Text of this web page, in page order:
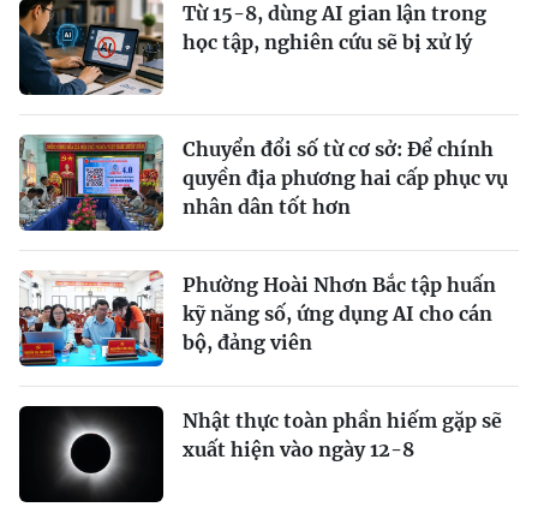
Từ 15-8, dùng AI gian lận trong
học tập, nghiên cứu sẽ bị xử lý
Chuyển đổi số từ cơ sở: Để chính
quyền địa phương hai cấp phục vụ
nhân dân tốt hơn
Phường Hoài Nhơn Bắc tập huấn
kỹ năng số, ứng dụng AI cho cán
bộ, đảng viên
Nhật thực toàn phần hiếm gặp sẽ
xuất hiện vào ngày 12-8